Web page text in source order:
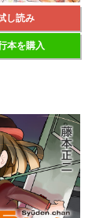
し読み
本を購入